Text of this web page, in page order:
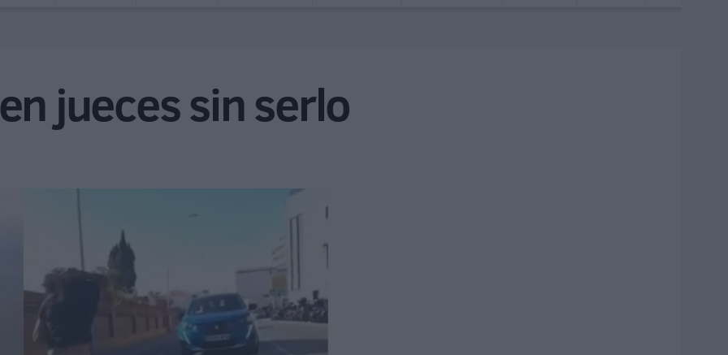
jueces sin serlo